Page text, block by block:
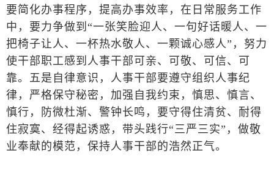
要简化办事程序，提高办事效率，在日常服务工作
中，要力争做到“一张笑脸迎人、一句好话暖人、一
把椅子让人、一杯热水敬人、一颗诚心感人”，努力
使干部职工感到人事干部可亲、可敬、可信、可
靠。五是自律意识，人事干部要遵守组织人事纪
律，严格保守秘密，加强自我约束，慎思、慎言、
慎行，防微杜渐、警钟长鸣，要守得住清贫、耐得
住寂寞、经得起诱惑，带头践行“三严三实”，做敬
业奉献的模范，保持人事干部的浩然正气。